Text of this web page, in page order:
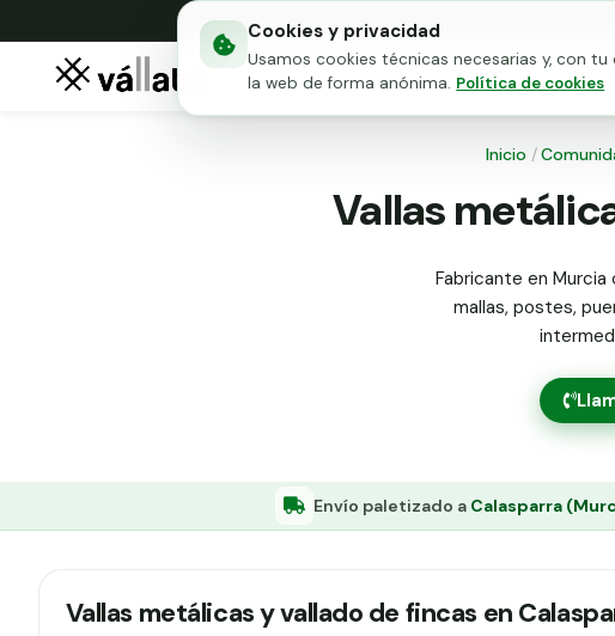
Cookies y privacidad
Usamos cookies técnicas necesarias y, con
la web de forma anónima. Política de cookies
Mallas metálicas
Puertas para
Inicio /
Vallas
Fabricante en Murcia
mallas, postes,
Envío paletizado a Calasparra
Vallas metálicas y vallado de fincas en